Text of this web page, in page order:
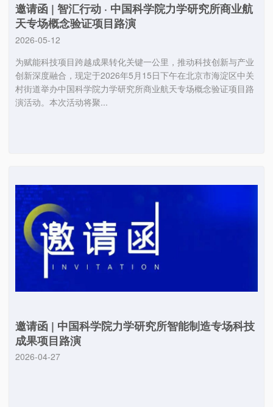
邀请函 | 智汇行动 · 中国科学院力学研究所商业航
天专场概念验证项目路演
2026-05-12
为赋能科技项目跨越成果转化关键一公里，推动科技创新与产业
创新深度融合，现定于2026年5月15日下午在北京市海淀区中关
村街道举办中国科学院力学研究所商业航天专场概念验证项目路
演活动。本次活动将聚...
邀请函 | 中国科学院力学研究所智能制造专场科技
成果项目路演
2026-04-27